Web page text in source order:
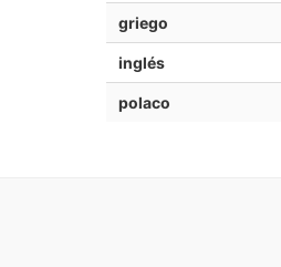
griego
inglés
polaco